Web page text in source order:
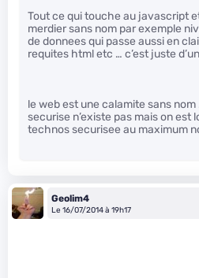
Tout ce qui touche au javascript
merdier sans nom par exemple
de donnees qui passe aussi en
requites html etc … c’est juste
le web est une calamite sans nom
securise n’existe pas mais on est
technos securisee au maximum
Geolim4
Le 16/07/2014 à 19h17